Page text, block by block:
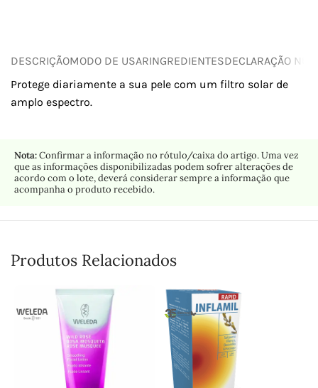
DESCRIÇÃOMODO DE USARINGREDIENTESDECLARAÇÃO
Protege diariamente a sua pele com um filtro solar de
amplo espectro.
Nota:Confirmar a informação no rótulo/caixa do artigo. Uma vez
que as informações disponibilizadas podem sofrer alterações de
acordo com o lote, deverá considerar sempre a informação que
acompanha o produto recebido.
Produtos Relacionados